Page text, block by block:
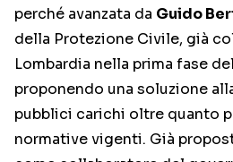
perché avanzata da Guido
della Protezione Civile, già
Lombardia nella prima fase
proponendo una soluzione
pubblici carichi oltre quanto
normative vigenti. Già